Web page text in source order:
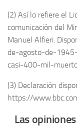
(2) Así lo refiere el
comunicación del
Manuel Alfieri.
de-agosto-de-
casi-400-mil-
(3) Declaración
https://
Las